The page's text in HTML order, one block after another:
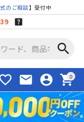
のご相談】受付中
search
mail account_circle shopping_cart